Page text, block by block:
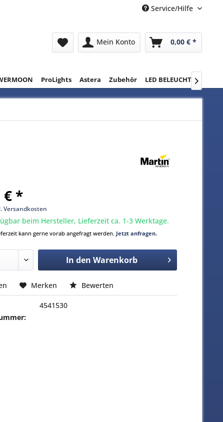
Service/Hilfe
Mein Konto 0,00 € *
ProLights Astera Zubehör LED BELEUCHTUNG

€ *
Versandkosten
beim Hersteller, Lieferzeit ca. 1-3 Werktage.
kann gerne vorab angefragt werden. Jetzt anfragen.
In den Warenkorb
Merken Bewerten
4541530